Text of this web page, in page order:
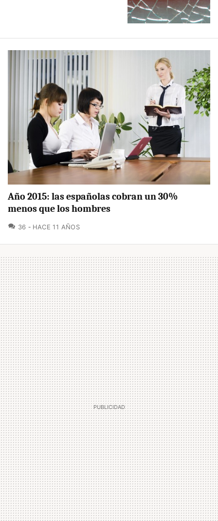
Año 2015: las españolas cobran un 30%
menos que los hombres
36 COMENTARIOS
HACE 11 AÑOS